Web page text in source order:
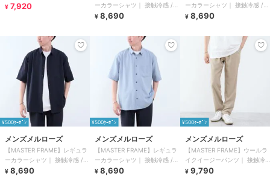
¥ 7,920
ーカラーシャツ｜ 接触冷感 /
吸水速乾 / ウォッシャブル
¥ 8,690
ーカラーシャツ｜ 接触冷感 /
吸水速乾 / ウォッシャブル
¥ 8,690
¥500ｸｰﾎﾟﾝ
メンズメルローズ
【MASTER FRAME】レギュラ
ーカラーシャツ｜ 接触冷感 /
吸水速乾 / ウォッシャブル
¥ 8,690
¥500ｸｰﾎﾟﾝ
メンズメルローズ
【MASTER FRAME】レギュラ
ーカラーシャツ｜ 接触冷感 /
吸水速乾 / ウォッシャブル
¥ 8,690
¥500ｸｰﾎﾟﾝ
メンズメルローズ
【MASTER FRAME】ウールラ
イクイージーパンツ｜ 接触冷
感 / 吸水速乾 / ウォッシャブル
¥ 9,790